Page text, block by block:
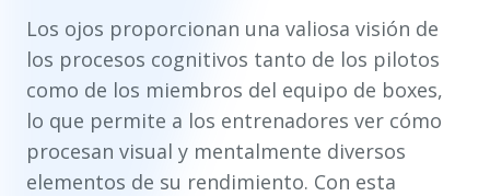
Los ojos proporcionan una valiosa visión de
los procesos cognitivos tanto de los pilotos
como de los miembros del equipo de boxes,
lo que permite a los entrenadores ver cómo
procesan visual y mentalmente diversos
elementos de su rendimiento. Con esta